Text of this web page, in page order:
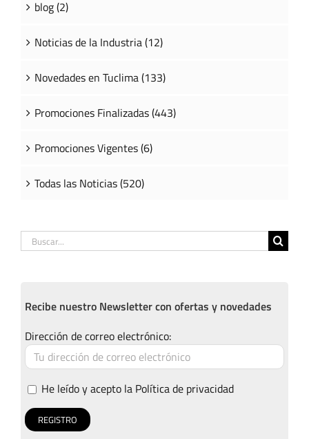
blog (2)
Noticias de la Industria (12)
Novedades en Tuclima (133)
Promociones Finalizadas (443)
Promociones Vigentes (6)
Todas las Noticias (520)
Buscar:
Recibe nuestro Newsletter con ofertas y novedades
Dirección de correo electrónico:
He leído y acepto la Política de privacidad